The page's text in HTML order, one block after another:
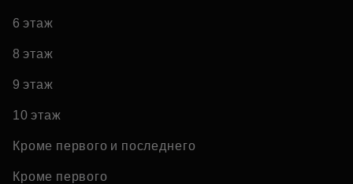
6 этаж
8 этаж
9 этаж
10 этаж
Кроме первого и последнего
Кроме первого